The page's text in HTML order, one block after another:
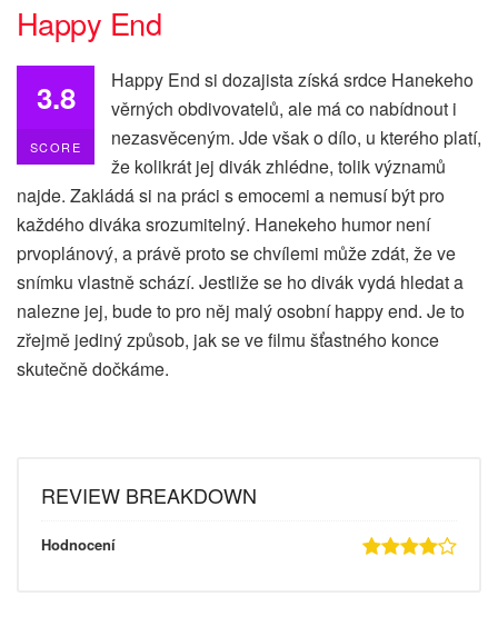
Happy End
3.8
SCORE
Happy End si dozajista získá srdce Hanekeho
věrných obdivovatelů, ale má co nabídnout i
nezasvěceným. Jde však o dílo, u kterého platí,
že kolikrát jej divák zhlédne, tolik významů
najde. Zakládá si na práci s emocemi a nemusí být pro
každého diváka srozumitelný. Hanekeho humor není
prvoplánový, a právě proto se chvílemi může zdát, že ve
snímku vlastně schází. Jestliže se ho divák vydá hledat a
nalezne jej, bude to pro něj malý osobní happy end. Je to
zřejmě jediný způsob, jak se ve filmu šťastného konce
skutečně dočkáme.
REVIEW BREAKDOWN
Hodnocení